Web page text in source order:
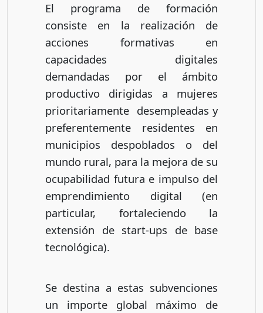
El programa de formación
consiste en la realización de
acciones formativas en
capacidades digitales
demandadas por el ámbito
productivo dirigidas a mujeres
prioritariamente desempleadas y
preferentemente residentes en
municipios despoblados o del
mundo rural, para la mejora de su
ocupabilidad futura e impulso del
emprendimiento digital (en
particular, fortaleciendo la
extensión de start-ups de base
tecnológica).
Se destina a estas subvenciones
un importe global máximo de